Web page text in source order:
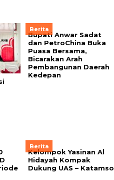
Berita
Bupati Anwar Sadat
dan PetroChina Buka
Puasa Bersama,
Bicarakan Arah
Pembangunan Daerah
Kedepan
Berita
Kelompok Yasinan Al
Hidayah Kompak
Dukung UAS – Katamso